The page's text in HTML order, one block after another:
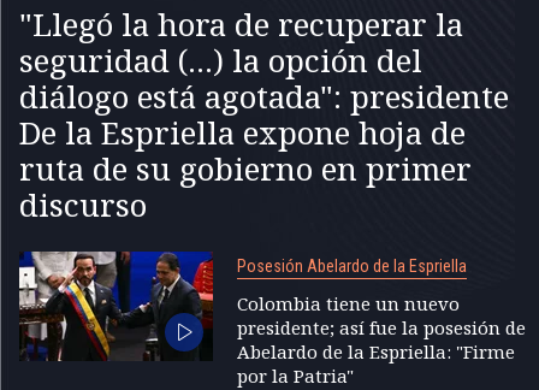
"Llegó la hora de recuperar la
seguridad (...) la opción del
diálogo está agotada": presidente
De la Espriella expone hoja de
ruta de su gobierno en primer
discurso
Posesión Abelardo de la Espriella
Colombia tiene un nuevo
presidente; así fue la posesión de
Abelardo de la Espriella: "Firme
por la Patria"